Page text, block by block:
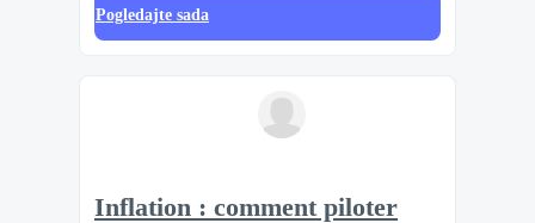
Pogledajte sada
Inflation : comment piloter